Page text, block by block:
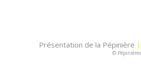
Présentation de la Pépinière |
©